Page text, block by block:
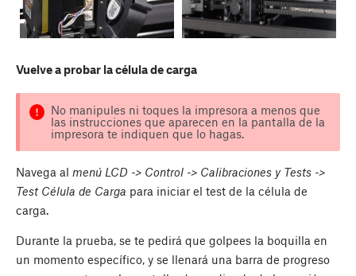
Vuelve a probar la célula de carga
No manipules ni toques la impresora a menos que
las instrucciones que aparecen en la pantalla de la
impresora te indiquen que lo hagas.
Navega al menú LCD -> Control -> Calibraciones y Tests ->
Test Célula de Carga para iniciar el test de la célula de
carga.
Durante la prueba, se te pedirá que golpees la boquilla en
un momento específico, y se llenará una barra de progreso